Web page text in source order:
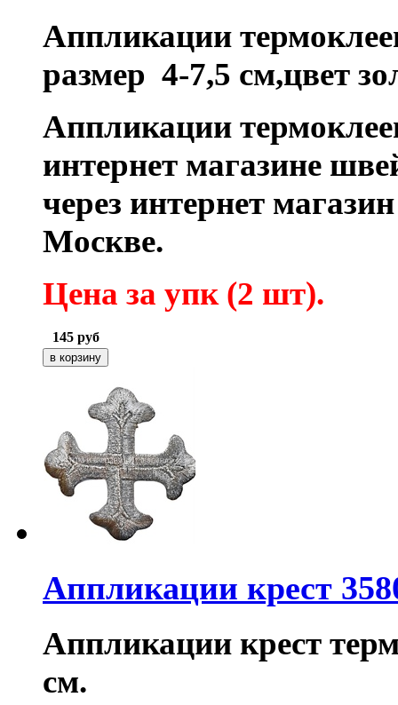
Аппликации
размер 4-7,5 см,цвет
Аппликации
интернет магазине
через интернет
Москве.
Цена за упк (2 шт).
145 руб
Аппликации крест
Аппликации крест
см.